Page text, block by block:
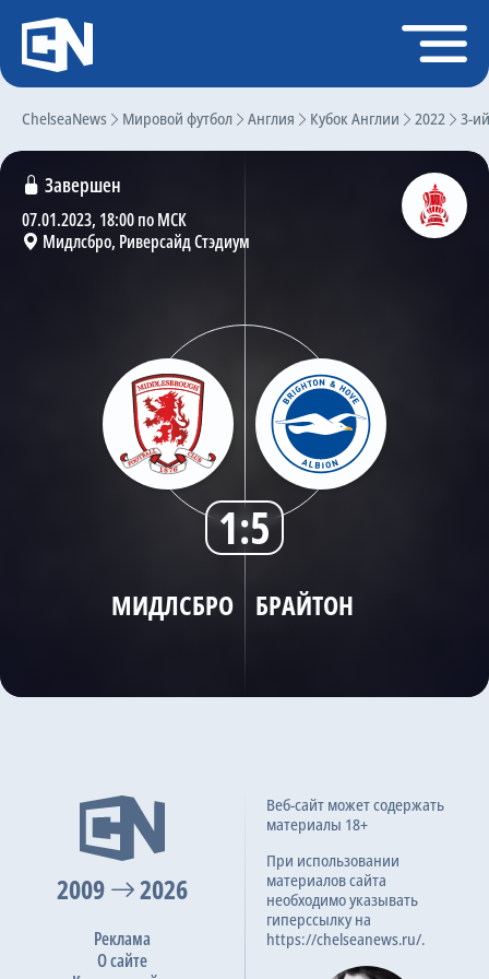
ChelseaNews Мировой футбол Англия Кубок Англии 2022 3-
МИДЛСБРО БРАЙТОН
Завершен
07.01.2023, 18:00 по МСК
Мидлсбро, Риверсайд Стэдиум
1:5
2009 2026
Реклама
О сайте
Веб-сайт может содержать
материалы 18+
При использовании
материалов сайта
необходимо указывать
гиперссылку на
https://chelseanews.ru/.
Регистрация
Главная
Чат
Трансферы
Статистика
Календарь игр
Состав команды
Поиск по сайту
О сайте